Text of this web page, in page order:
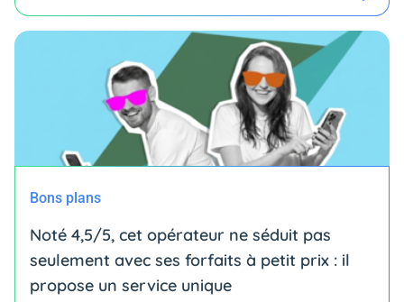
Bons plans
Noté 4,5/5, cet opérateur ne séduit pas
seulement avec ses forfaits à petit prix : il
propose un service unique